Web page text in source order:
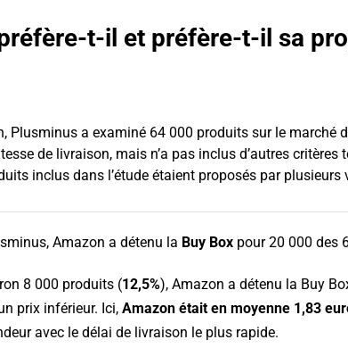
t-il et préfère-t-il sa
Plusminus a examiné 64 000 produits sur le marché
de livraison, mais n’a pas inclus d’autres
inclus dans l’étude étaient proposés par
Amazon a détenu la Buy Box pour 20 000 des
8 000 produits (12,5%), Amazon a détenu la Buy
prix inférieur. Ici, Amazon était en moyenne 1,83
avec le délai de livraison le plus rapide.